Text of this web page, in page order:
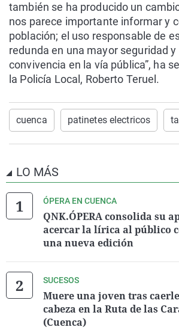
también se ha producido un
nos parece importante informar y
población; el uso responsable de
redunda en una mayor seguridad
convivencia en la vía pública”, ha
la Policía Local, Roberto Teruel.
cuenca patinetes electricos
LO MÁS
ÓPERA EN CUENCA
QNK.ÓPERA consolida su
acercar la lírica al público
una nueva edición
SUCESOS
Muere una joven tras
cabeza en la Ruta de las
(Cuenca)